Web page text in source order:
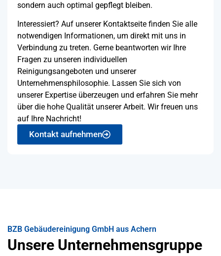
sondern auch optimal gepflegt bleiben.
Interessiert? Auf unserer Kontaktseite finden Sie alle
notwendigen Informationen, um direkt mit uns in
Verbindung zu treten. Gerne beantworten wir Ihre
Fragen zu unseren individuellen
Reinigungsangeboten und unserer
Unternehmensphilosophie. Lassen Sie sich von
unserer Expertise überzeugen und erfahren Sie mehr
über die hohe Qualität unserer Arbeit. Wir freuen uns
auf Ihre Nachricht!
Kontakt aufnehmen
BZB Gebäudereinigung GmbH aus Achern
Unsere Unternehmensgruppe